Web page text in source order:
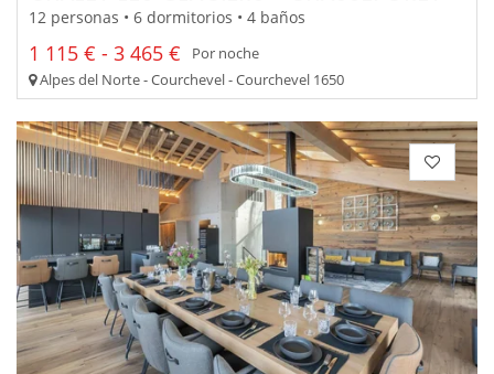
12 personas • 6 dormitorios • 4 baños
1 115 € - 3 465 €
Por noche
Alpes del Norte - Courchevel - Courchevel 1650